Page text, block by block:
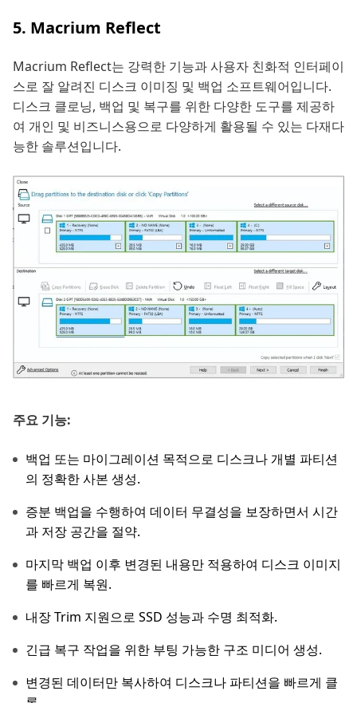
5. Macrium Reflect
Macrium Reflect는 강력한 기능과 사용자 친화적 인터페이
스로 잘 알려진 디스크 이미징 및 백업 소프트웨어입니다.
디스크 클로닝, 백업 및 복구를 위한 다양한 도구를 제공하
여 개인 및 비즈니스용으로 다양하게 활용될 수 있는 다재다
능한 솔루션입니다.
주요 기능:
백업 또는 마이그레이션 목적으로 디스크나 개별 파티션
의 정확한 사본 생성.
증분 백업을 수행하여 데이터 무결성을 보장하면서 시간
과 저장 공간을 절약.
마지막 백업 이후 변경된 내용만 적용하여 디스크 이미지
를 빠르게 복원.
내장 Trim 지원으로 SSD 성능과 수명 최적화.
긴급 복구 작업을 위한 부팅 가능한 구조 미디어 생성.
변경된 데이터만 복사하여 디스크나 파티션을 빠르게 클